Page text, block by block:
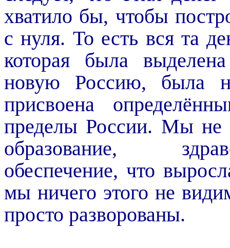
хватило бы, чтобы
с нуля. То есть вся та
которая была
новую Россию, была
присвоена
пределы России. Мы не
образование,
обеспечение, что
мы ничего этого не
просто разворованы.